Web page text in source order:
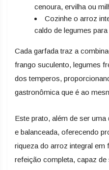
cenoura, ervilha ou
Cozinhe o arroz
caldo de legumes
Cada garfada traz a
frango suculento, legumes
dos temperos,
gastronômica que é ao
Este prato, além de ser
e balanceada, oferecendo
riqueza do arroz integral em
refeição completa, capaz